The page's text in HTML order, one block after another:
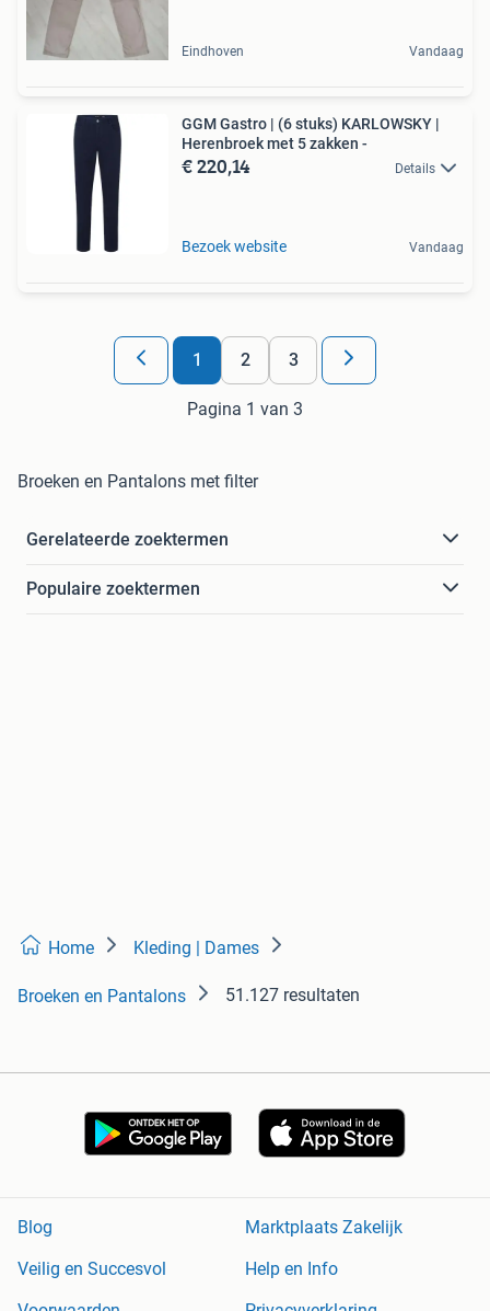
Eindhoven Vandaag
GGM Gastro | (6 stuks) KARLOWSKY |
Herenbroek met 5 zakken -
€ 220,14 Details
Bezoek website Vandaag
1 2 3
Pagina 1 van 3
Broeken en Pantalons met filter
Gerelateerde zoektermen
Populaire zoektermen
Home Kleding | Dames
Broeken en Pantalons 51.127 resultaten
Blog
Marktplaats Zakelijk
Veilig en Succesvol
Help en Info